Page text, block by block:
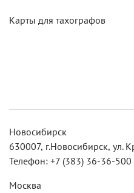
Карты для тахографов
Новосибирск
630007, г.Новосибирск, ул.
Телефон: +7 (383) 36-36-500
Москва